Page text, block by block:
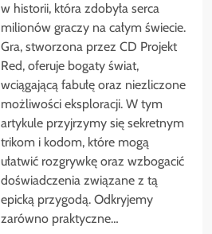
w historii, która zdobyła serca
milionów graczy na całym świecie.
Gra, stworzona przez CD Projekt
Red, oferuje bogaty świat,
wciągającą fabułę oraz niezliczone
możliwości eksploracji. W tym
artykule przyjrzymy się sekretnym
trikom i kodom, które mogą
ułatwić rozgrywkę oraz wzbogacić
doświadczenia związane z tą
epicką przygodą. Odkryjemy
zarówno praktyczne…